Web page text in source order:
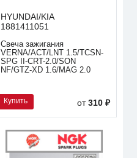
HYUNDAI/KIA
1881411051
Свеча зажигания
VERNA/ACT/LNT 1.5/TCSN-
SPG II-CRT-2.0/SON
NF/GTZ-XD 1.6/MAG 2.0
Купить от310 ₽